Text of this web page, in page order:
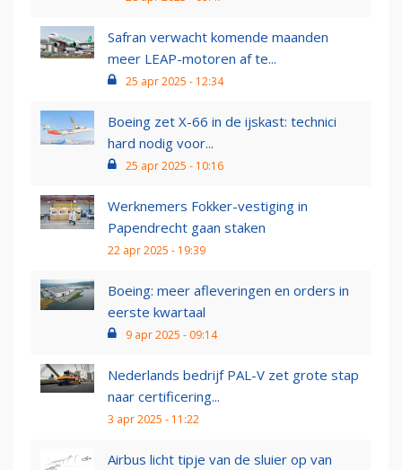
Safran verwacht komende maanden
meer LEAP-motoren af te...
25 apr 2025 - 12:34
Boeing zet X-66 in de ijskast: technici
hard nodig voor...
25 apr 2025 - 10:16
Werknemers Fokker-vestiging in
Papendrecht gaan staken
22 apr 2025 - 19:39
Boeing: meer afleveringen en orders in
eerste kwartaal
9 apr 2025 - 09:14
Nederlands bedrijf PAL-V zet grote stap
naar certificering...
3 apr 2025 - 11:22
Airbus licht tipje van de sluier op van